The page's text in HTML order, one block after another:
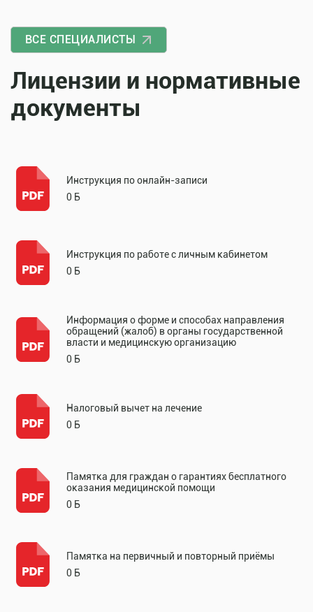
ВСЕ СПЕЦИАЛИСТЫ
Лицензии и нормативные
документы
Инструкция по онлайн-записи
0 Б
Инструкция по работе с личным кабинетом
0 Б
Информация о форме и способах направления
обращений (жалоб) в органы государственной
власти и медицинскую организацию
0 Б
Налоговый вычет на лечение
0 Б
Памятка для граждан о гарантиях бесплатного
оказания медицинской помощи
0 Б
Памятка на первичный и повторный приёмы
0 Б